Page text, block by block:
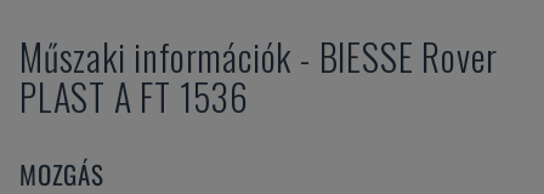
Műszaki információk - BIESSE Rover
PLAST A FT 1536
MOZGÁS